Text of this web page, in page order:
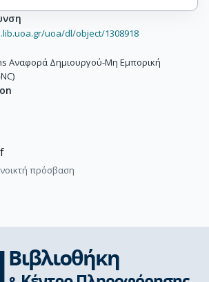
uoa/dl/object/1308918
Αναφορά Δημιουργού-Μη Εμπορική
πρόσβαση